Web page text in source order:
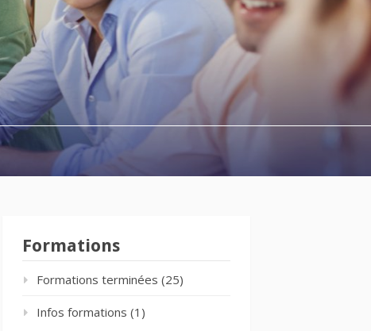
Formations
Formations terminées (25)
Infos formations (1)